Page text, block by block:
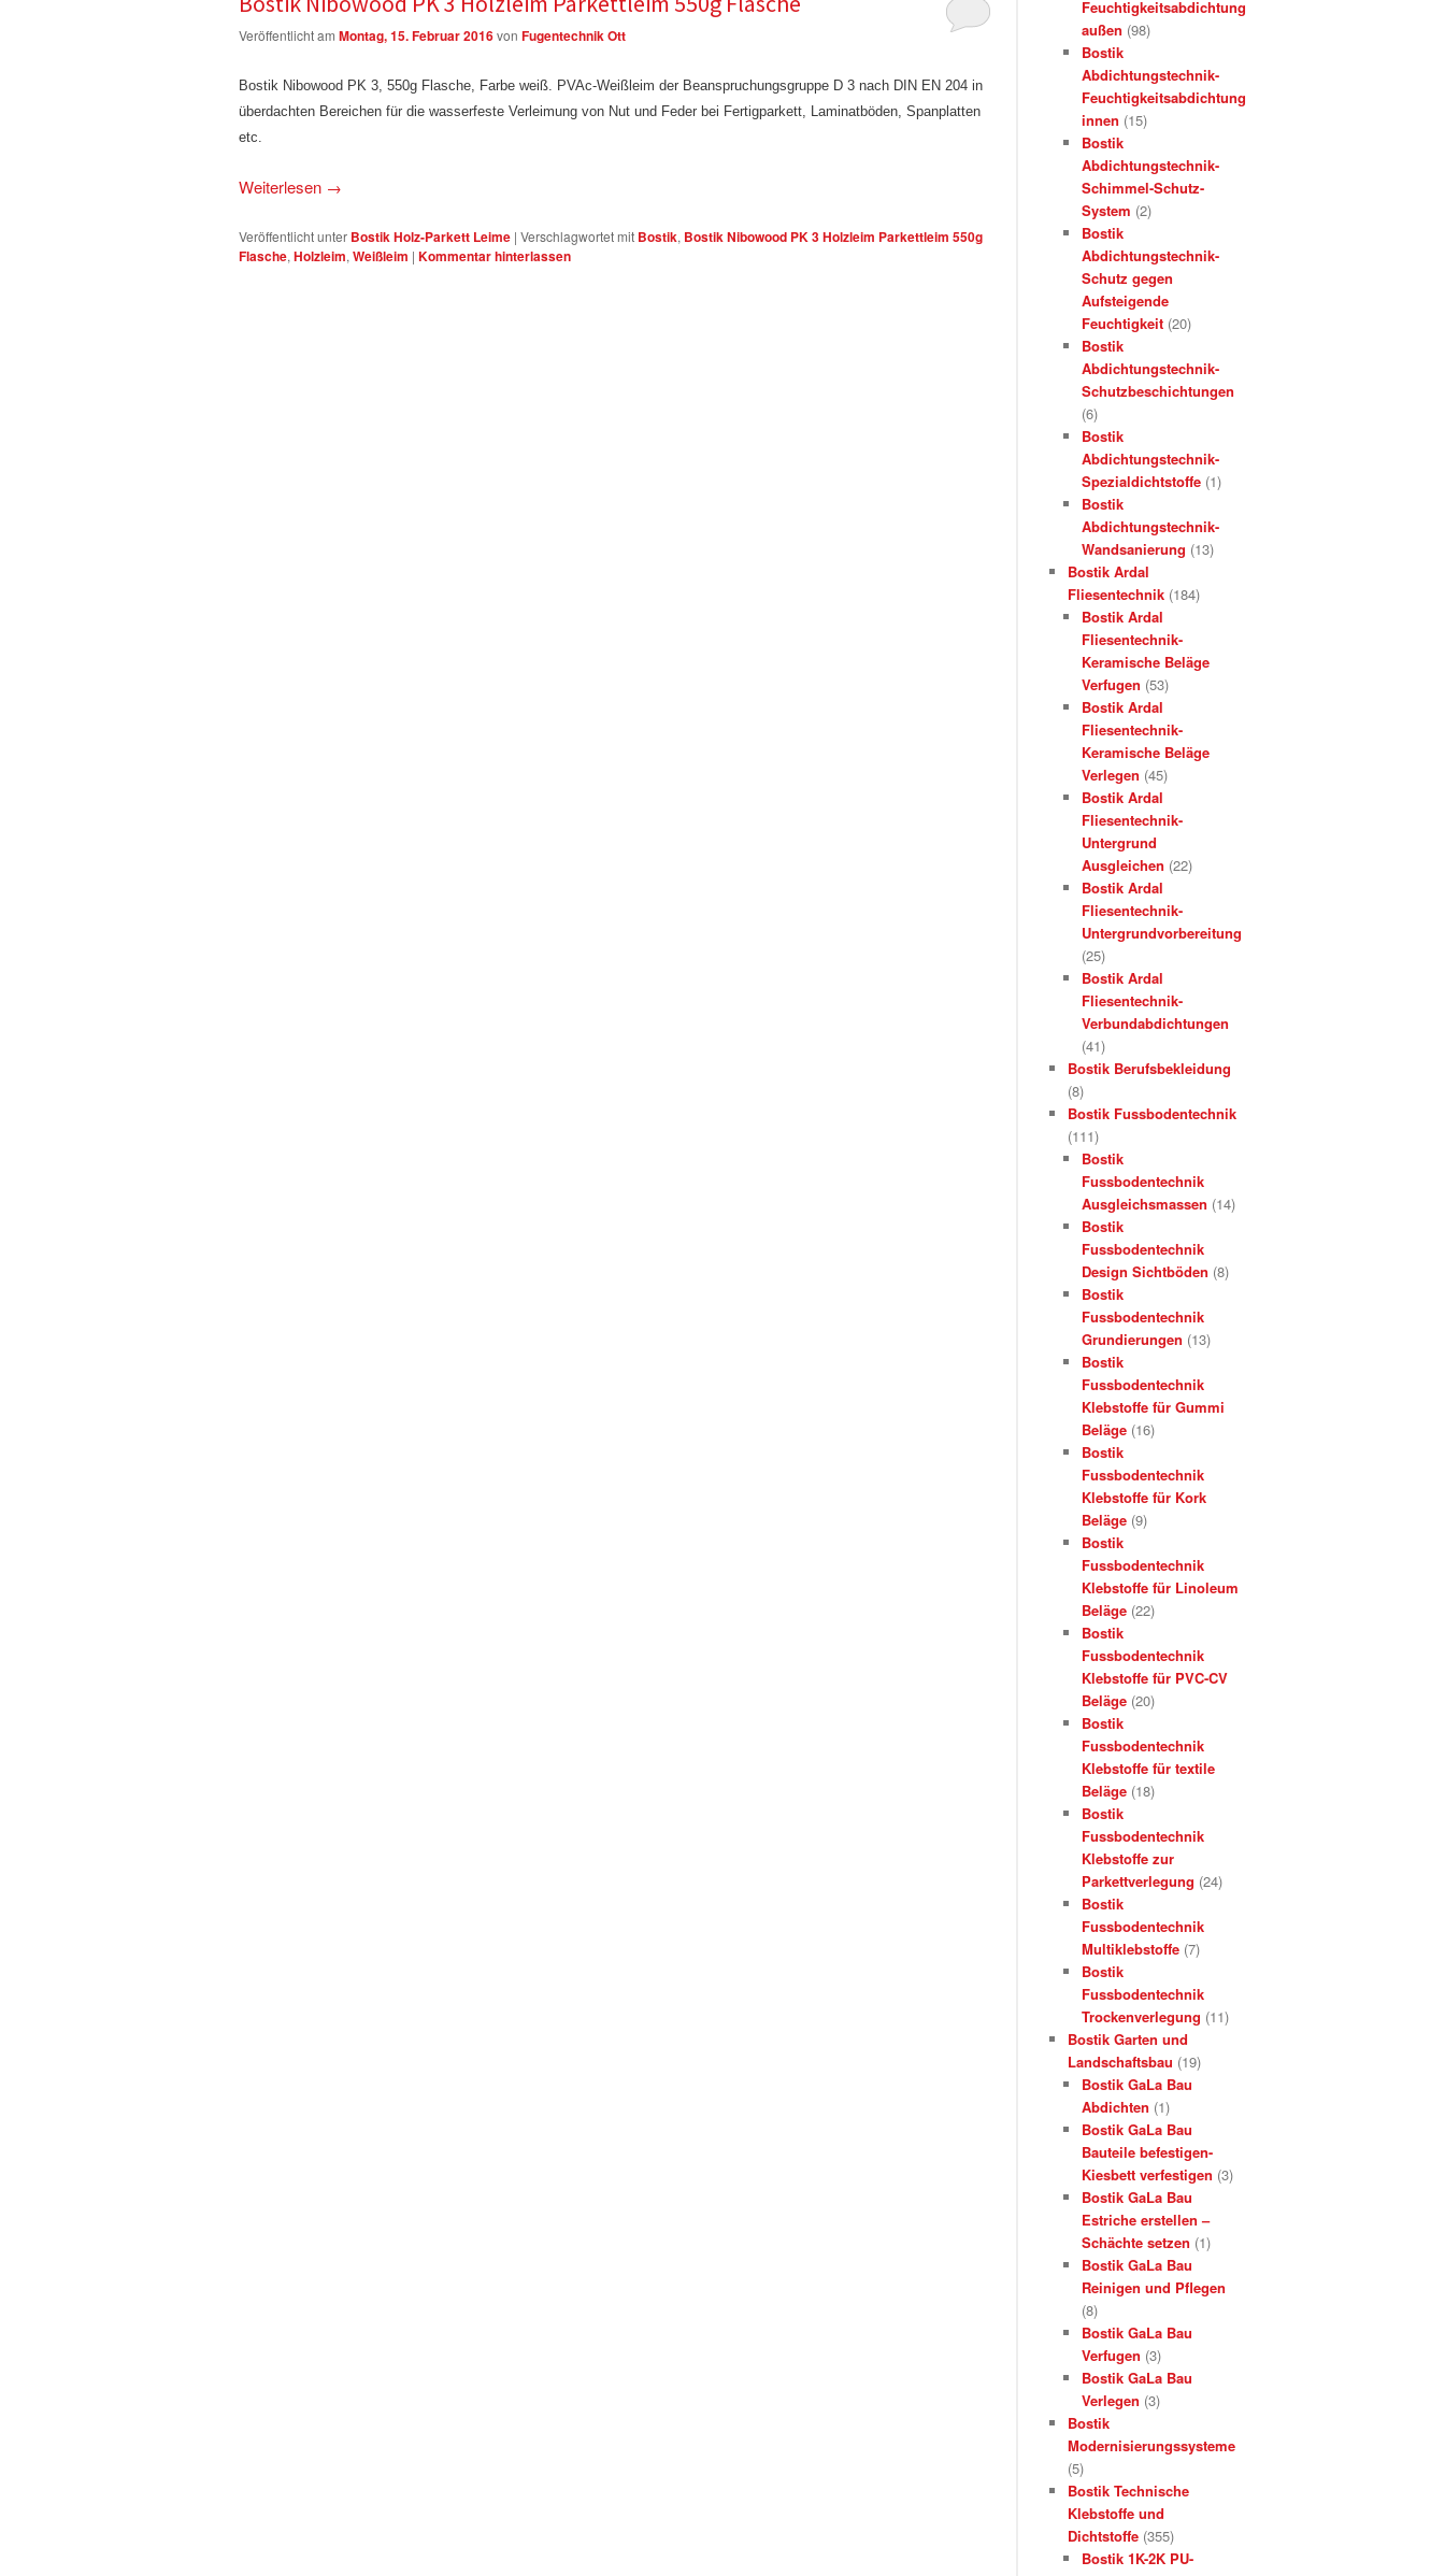
Veröffentlicht am Montag, 15. Februar 2016von Fugentechnik Ott
Bostik Nibowood PK 3, 550g Flasche, Farbe weiß. PVAc-Weißleim der Beanspruchungsgruppe D 3 nach DIN EN 204 in
überdachten Bereichen für die wasserfeste Verleimung von Nut und Feder bei Fertigparkett, Laminatböden, Spanplatten
etc.
Weiterlesen →
Veröffentlicht unter Bostik Holz-Parkett Leime | Verschlagwortet mit Bostik, Bostik Nibowood PK 3 Holzleim Parkettleim 550g
Flasche, Holzleim, Weißleim | Kommentar hinterlassen
Feuchtigkeitsabdichtung
außen (98)
Bostik
Abdichtungstechnik-
Feuchtigkeitsabdichtung
innen (15)
Bostik
Abdichtungstechnik-
Schimmel-Schutz-
System (2)
Bostik
Abdichtungstechnik-
Schutz gegen
Aufsteigende
Feuchtigkeit (20)
Bostik
Abdichtungstechnik-
Schutzbeschichtungen
(6)
Bostik
Abdichtungstechnik-
Spezialdichtstoffe (1)
Bostik
Abdichtungstechnik-
Wandsanierung (13)
Bostik Ardal
Fliesentechnik (184)
Bostik Ardal
Fliesentechnik-
Keramische Beläge
Verfugen (53)
Bostik Ardal
Fliesentechnik-
Keramische Beläge
Verlegen (45)
Bostik Ardal
Fliesentechnik-
Untergrund
Ausgleichen (22)
Bostik Ardal
Fliesentechnik-
Untergrundvorbereitung
(25)
Bostik Ardal
Fliesentechnik-
Verbundabdichtungen
(41)
Bostik Berufsbekleidung
(8)
Bostik Fussbodentechnik
(111)
Bostik
Fussbodentechnik
Ausgleichsmassen (14)
Bostik
Fussbodentechnik
Design Sichtböden (8)
Bostik
Fussbodentechnik
Grundierungen (13)
Bostik
Fussbodentechnik
Klebstoffe für Gummi
Beläge (16)
Bostik
Fussbodentechnik
Klebstoffe für Kork
Beläge (9)
Bostik
Fussbodentechnik
Klebstoffe für Linoleum
Beläge (22)
Bostik
Fussbodentechnik
Klebstoffe für PVC-CV
Beläge (20)
Bostik
Fussbodentechnik
Klebstoffe für textile
Beläge (18)
Bostik
Fussbodentechnik
Klebstoffe zur
Parkettverlegung (24)
Bostik
Fussbodentechnik
Multiklebstoffe (7)
Bostik
Fussbodentechnik
Trockenverlegung (11)
Bostik Garten und
Landschaftsbau (19)
Bostik GaLa Bau
Abdichten (1)
Bostik GaLa Bau
Bauteile befestigen-
Kiesbett verfestigen (3)
Bostik GaLa Bau
Estriche erstellen –
Schächte setzen (1)
Bostik GaLa Bau
Reinigen und Pflegen
(8)
Bostik GaLa Bau
Verfugen (3)
Bostik GaLa Bau
Verlegen (3)
Bostik
Modernisierungssysteme
(5)
Bostik Technische
Klebstoffe und
Dichtstoffe (355)
Bostik 1K-2K PU-